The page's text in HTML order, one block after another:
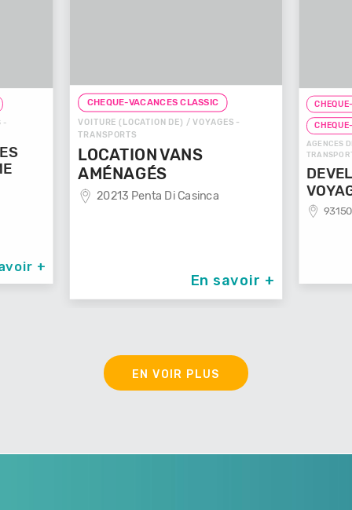
-
+
CHEQUE-VACANCES CLASSIC
VOITURE (LOCATION DE) / VOYAGES -
TRANSPORTS
LOCATION VANS
AMÉNAGÉS
20213 Penta Di Casinca
En savoir +
AGENCES
EN VOIR PLUS